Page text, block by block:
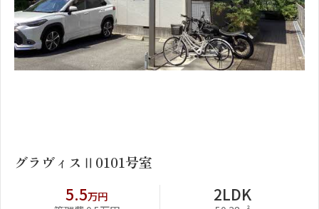
グラヴィスⅡ0101号室
5.5万円
2LDK